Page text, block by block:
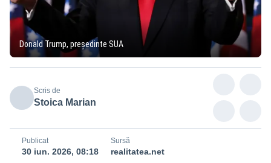
Donald Trump, președinte SUA
Scris de
Stoica Marian
Publicat
30 iun. 2026, 08:18
Sursă
realitatea.net